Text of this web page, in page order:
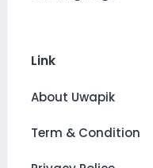
Link
About Uwapik
Term & Condition